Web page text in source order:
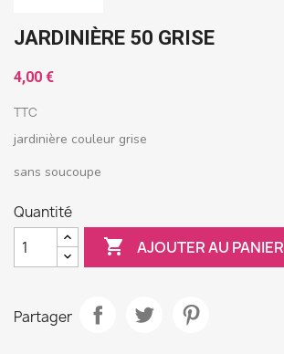
JARDINIÈRE 50 GRISE
4,00 €
TTC
jardinière couleur grise
sans soucoupe
Quantité
 AJOUTER AU PANIER
Partager